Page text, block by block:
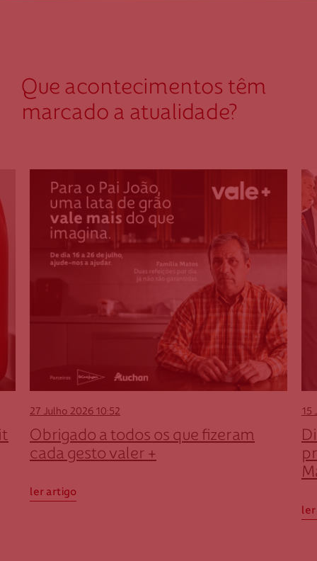
Que acontecimentos têm
marcado a atualidade?
27 Julho 2026 10:52
Obrigado a todos os que fizeram
cada gesto valer +
ler artigo
15